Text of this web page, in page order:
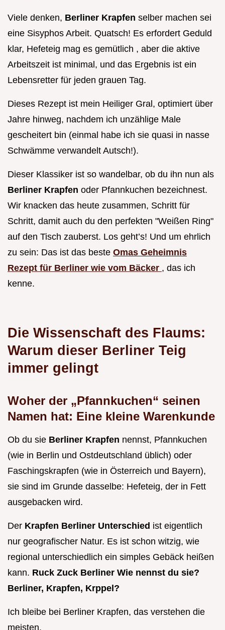
Viele denken, Berliner Krapfen selber machen sei
eine Sisyphos Arbeit. Quatsch! Es erfordert Geduld
klar, Hefeteig mag es gemütlich , aber die aktive
Arbeitszeit ist minimal, und das Ergebnis ist ein
Lebensretter für jeden grauen Tag.
Dieses Rezept ist mein Heiliger Gral, optimiert über
Jahre hinweg, nachdem ich unzählige Male
gescheitert bin (einmal habe ich sie quasi in nasse
Schwämme verwandelt Autsch!).
Dieser Klassiker ist so wandelbar, ob du ihn nun als
Berliner Krapfen oder Pfannkuchen bezeichnest.
Wir knacken das heute zusammen, Schritt für
Schritt, damit auch du den perfekten "Weißen Ring"
auf den Tisch zauberst. Los geht’s! Und um ehrlich
zu sein: Das ist das beste Omas Geheimnis
Rezept für Berliner wie vom Bäcker , das ich
kenne.
Die Wissenschaft des Flaums:
Warum dieser Berliner Teig
immer gelingt
Woher der „Pfannkuchen“ seinen
Namen hat: Eine kleine Warenkunde
Ob du sie Berliner Krapfen nennst, Pfannkuchen
(wie in Berlin und Ostdeutschland üblich) oder
Faschingskrapfen (wie in Österreich und Bayern),
sie sind im Grunde dasselbe: Hefeteig, der in Fett
ausgebacken wird.
Der Krapfen Berliner Unterschied ist eigentlich
nur geografischer Natur. Es ist schon witzig, wie
regional unterschiedlich ein simples Gebäck heißen
kann. Ruck Zuck Berliner Wie nennst du sie?
Berliner, Krapfen, Krppel?
Ich bleibe bei Berliner Krapfen, das verstehen die
meisten.